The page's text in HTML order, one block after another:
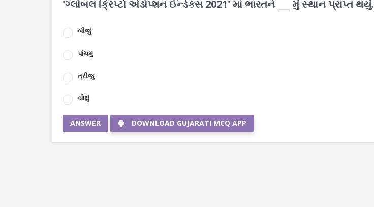
'ગ્લોબલ ક્રિપ્ટો એડોપ્શન ઈન્ડેક્સ 2021' માં ભારતને ___ મું સ્થાન પ્રાપ્ત થયું.
બીજું
પાંચમું
ત્રીજુ
ચોથું
ANSWER DOWNLOAD GUJARATI MCQ APP